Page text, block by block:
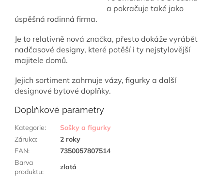
a pokračuje také jako
úspěšná rodinná firma.
Je to relativně nová značka, přesto dokáže vyrábět
nadčasové designy, které potěší i ty nejstylovější
majitele domů.
Jejich sortiment zahrnuje vázy, figurky a další
designové bytové doplňky.
Doplňkové parametry
Kategorie:
Sošky a figurky
Záruka:
2 roky
EAN:
7350057807514
Barva
produktu:
zlatá